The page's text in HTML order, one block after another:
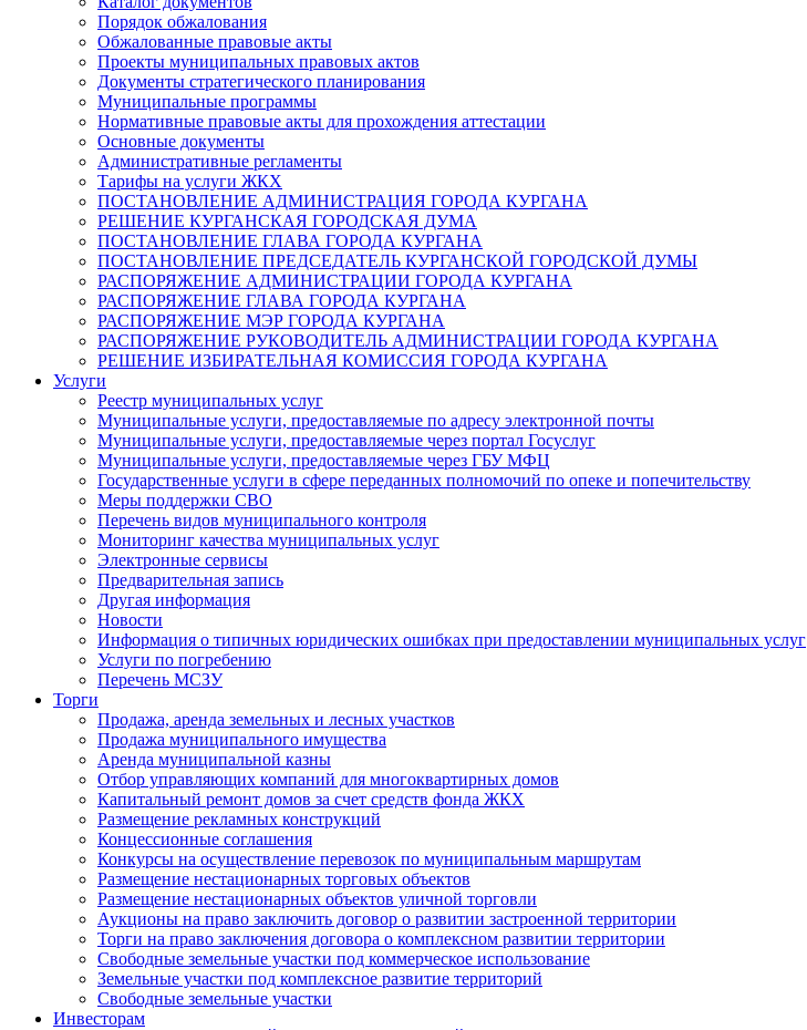
Порядок обжалования
Обжалованные правовые акты
Проекты муниципальных правовых актов
Документы стратегического планирования
Муниципальные программы
Нормативные правовые акты для прохождения аттестации
Основные документы
Административные регламенты
Тарифы на услуги ЖКХ
ПОСТАНОВЛЕНИЕ АДМИНИСТРАЦИЯ ГОРОДА КУРГАНА
РЕШЕНИЕ КУРГАНСКАЯ ГОРОДСКАЯ ДУМА
ПОСТАНОВЛЕНИЕ ГЛАВА ГОРОДА КУРГАНА
ПОСТАНОВЛЕНИЕ ПРЕДСЕДАТЕЛЬ КУРГАНСКОЙ ГОРОДСКОЙ ДУМЫ
РАСПОРЯЖЕНИЕ АДМИНИСТРАЦИИ ГОРОДА КУРГАНА
РАСПОРЯЖЕНИЕ ГЛАВА ГОРОДА КУРГАНА
РАСПОРЯЖЕНИЕ МЭР ГОРОДА КУРГАНА
РАСПОРЯЖЕНИЕ РУКОВОДИТЕЛЬ АДМИНИСТРАЦИИ ГОРОДА КУРГАНА
РЕШЕНИЕ ИЗБИРАТЕЛЬНАЯ КОМИССИЯ ГОРОДА КУРГАНА
Услуги
Реестр муниципальных услуг
Муниципальные услуги, предоставляемые по адресу электронной почты
Муниципальные услуги, предоставляемые через портал Госуслуг
Муниципальные услуги, предоставляемые через ГБУ МФЦ
Государственные услуги в сфере переданных полномочий по опеке и попечительству
Меры поддержки СВО
Перечень видов муниципального контроля
Мониторинг качества муниципальных услуг
Электронные сервисы
Предварительная запись
Другая информация
Новости
Информация о типичных юридических ошибках при предоставлении муниципальных услуг
Услуги по погребению
Перечень МСЗУ
Торги
Продажа, аренда земельных и лесных участков
Продажа муниципального имущества
Аренда муниципальной казны
Отбор управляющих компаний для многоквартирных домов
Капитальный ремонт домов за счет средств фонда ЖКХ
Размещение рекламных конструкций
Концессионные соглашения
Конкурсы на осуществление перевозок по муниципальным маршрутам
Размещение нестационарных торговых объектов
Размещение нестационарных объектов уличной торговли
Аукционы на право заключить договор о развитии застроенной территории
Торги на право заключения договора о комплексном развитии территории
Свободные земельные участки под коммерческое использование
Земельные участки под комплексное развитие территорий
Свободные земельные участки
Инвесторам